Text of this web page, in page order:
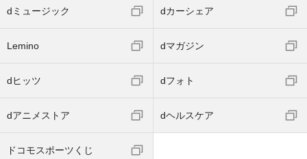
dミュージック dカーシェア
Lemino dマガジン
dヒッツ dフォト
dアニメストア dヘルスケア
ドコモスポーツくじ